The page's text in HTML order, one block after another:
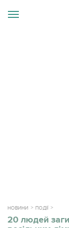
НОВИНИ ПОДІЇ
20 людей